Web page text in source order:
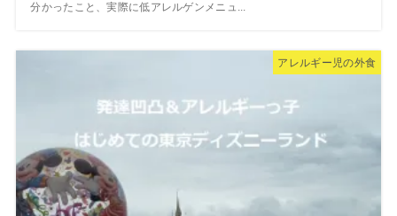
分かったこと、実際に低アレルゲンメニュ...
アレルギー児の外食